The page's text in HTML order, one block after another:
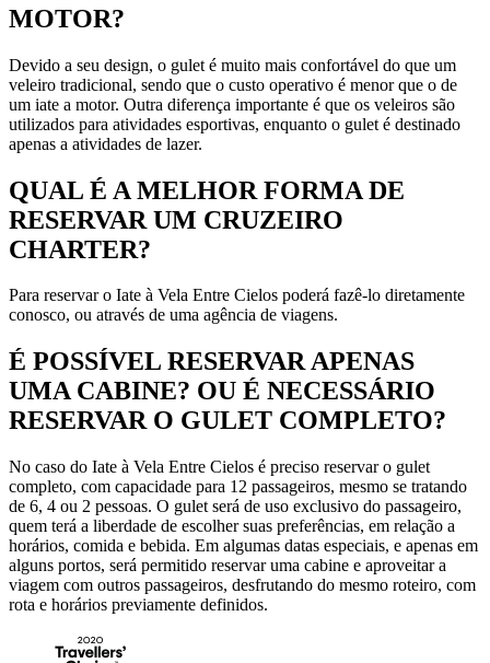
MOTOR?
Devido a seu design, o gulet é muito mais confortável do que um
veleiro tradicional, sendo que o custo operativo é menor que o de
um iate a motor. Outra diferença importante é que os veleiros são
utilizados para atividades esportivas, enquanto o gulet é destinado
apenas a atividades de lazer.
QUAL É A MELHOR FORMA DE
RESERVAR UM CRUZEIRO
CHARTER?
Para reservar o Iate à Vela Entre Cielos poderá fazê-lo diretamente
conosco, ou através de uma agência de viagens.
É POSSÍVEL RESERVAR APENAS
UMA CABINE? OU É NECESSÁRIO
RESERVAR O GULET COMPLETO?
No caso do Iate à Vela Entre Cielos é preciso reservar o gulet
completo, com capacidade para 12 passageiros, mesmo se tratando
de 6, 4 ou 2 pessoas. O gulet será de uso exclusivo do passageiro,
quem terá a liberdade de escolher suas preferências, em relação a
horários, comida e bebida. Em algumas datas especiais, e apenas em
alguns portos, será permitido reservar uma cabine e aproveitar a
viagem com outros passageiros, desfrutando do mesmo roteiro, com
rota e horários previamente definidos.